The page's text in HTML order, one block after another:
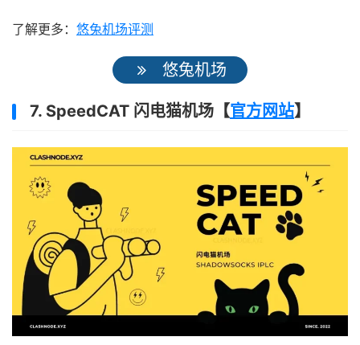
了解更多： 悠兔机场评测
悠兔机场
7. SpeedCAT 闪电猫机场【官方网站】